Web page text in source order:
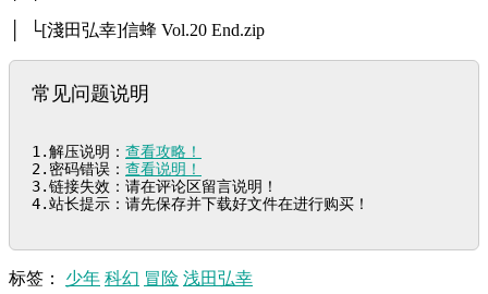
│ └[淺田弘幸]信蜂 Vol.20 End.zip
常见问题说明
1.解压说明： 查看攻略！
2.密码错误： 查看说明！
3.链接失效：请在评论区留言说明！
4.站长提示：请先保存并下载好文件在进行购买！
标签： 少年 科幻 冒险 浅田弘幸